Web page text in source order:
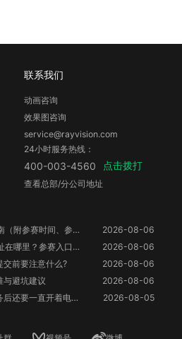
第13届世界渲染大赛参赛指南（附参赛时间、参赛要求、赛事奖励等）
2026-08-06
第13届世界渲染大赛官网地址在哪里？参赛入口与信息整理
2026-08-06
交前要注意什么?
2026-08-06
与避坑建议
2026-08-06
云渲染可以关机吗？提交任务后还要一直开着电脑吗？
2026-08-05
联系我们
动画咨询
效果图咨询
service@rayvision.com
24小时服务热线：
400-003-4560 点击拨打
查看总部/分公司地址